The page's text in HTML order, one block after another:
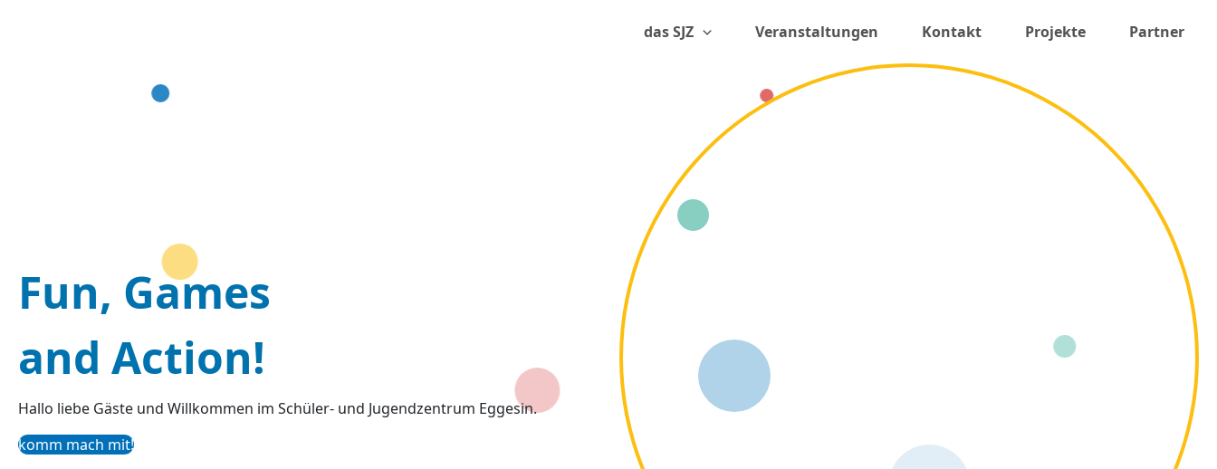
das SJZ Veranstaltungen Kontakt Projekte Partner
Fun, Games
and Action!
Hallo liebe Gäste und Willkommen im Schüler- und Jugendzentrum Eggesin.
komm mach mit!